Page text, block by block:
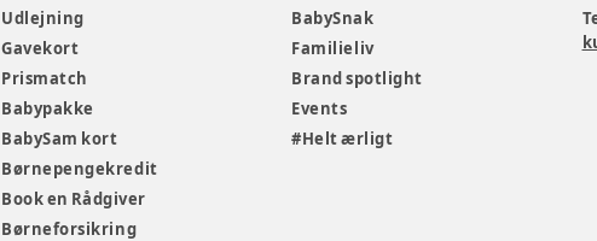
Udlejning
Gavekort
Prismatch
Babypakke
BabySam kort
Børnepengekredit
Book en Rådgiver
Børneforsikring
BabySnak
Familieliv
Brand spotlight
Events
#Helt ærligt